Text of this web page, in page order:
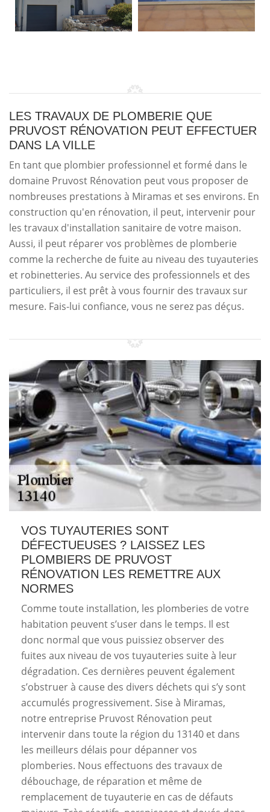
LES TRAVAUX DE PLOMBERIE QUE
PRUVOST RÉNOVATION PEUT EFFECTUER
DANS LA VILLE
En tant que plombier professionnel et formé dans le
domaine Pruvost Rénovation peut vous proposer de
nombreuses prestations à Miramas et ses environs. En
construction qu'en rénovation, il peut, intervenir pour
les travaux d'installation sanitaire de votre maison.
Aussi, il peut réparer vos problèmes de plomberie
comme la recherche de fuite au niveau des tuyauteries
et robinetteries. Au service des professionnels et des
particuliers, il est prêt à vous fournir des travaux sur
mesure. Fais-lui confiance, vous ne serez pas déçus.
VOS TUYAUTERIES SONT
DÉFECTUEUSES ? LAISSEZ LES
PLOMBIERS DE PRUVOST
RÉNOVATION LES REMETTRE AUX
NORMES
Comme toute installation, les plomberies de votre
habitation peuvent s’user dans le temps. Il est
donc normal que vous puissiez observer des
fuites aux niveau de vos tuyauteries suite à leur
dégradation. Ces dernières peuvent également
s’obstruer à cause des divers déchets qui s’y sont
accumulés progressivement. Sise à Miramas,
notre entreprise Pruvost Rénovation peut
intervenir dans toute la région du 13140 et dans
les meilleurs délais pour dépanner vos
plomberies. Nous effectuons des travaux de
débouchage, de réparation et même de
remplacement de tuyauterie en cas de défauts